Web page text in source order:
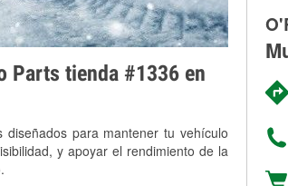
Parts tienda #1336 en
para mantener tu vehículo
y apoyar el rendimiento de la